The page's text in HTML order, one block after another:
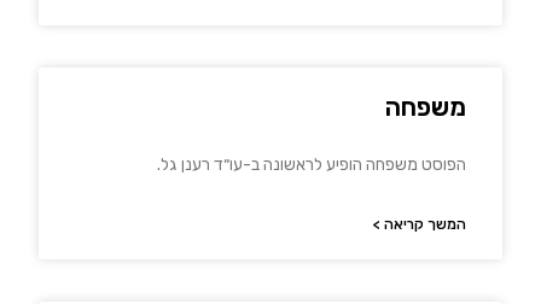
משפחה
הפוסט משפחה הופיע לראשונה ב-עו״ד רענן גל.
המשך קריאה >